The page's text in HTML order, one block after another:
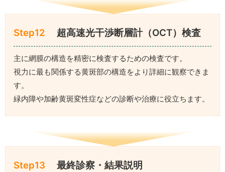
Step12 超高速光干渉断層計（OCT）検査
主に網膜の構造を精密に検査するための検査です。
視力に最も関係する黄斑部の構造をより詳細に観察できま
す。
緑内障や加齢黄斑変性症などの診断や治療に役立ちます。
Step13 最終診察・結果説明